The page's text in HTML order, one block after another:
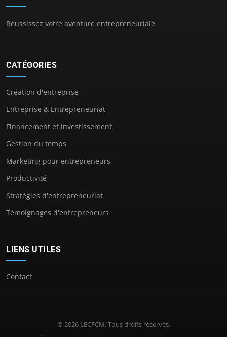
Réussissez votre aventure entrepreneuriale
CATÉGORIES
Création d'entreprise
Entreprise & Entrepreneuriat
Financement et investissement
Gestion du temps
Marketing pour entrepreneurs
Productivité
Stratégies d'entrepreneuriat
Témoignages d'entrepreneurs
LIENS UTILES
Contact
© 2026 LECFCM. Tous droits réservés.